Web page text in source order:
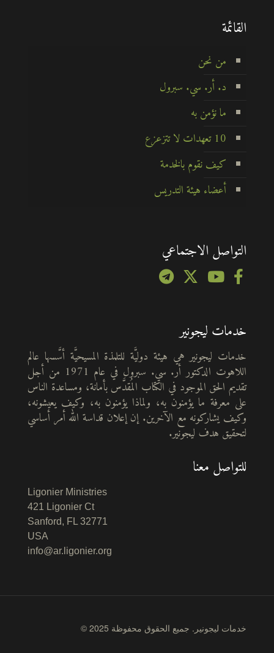
القائمة
من نحن
د. أر. سي. سبرول
ما نؤمن به
10 تعهدات لا تتزعزع
كيف نقوم بالخدمة
أعضاء هيئة التدريس
التواصل الاجتماعي
خدمات ليجونير
خدمات ليجونير هي هيئة دوليَّة للتلمذة المسيحيَّة أسَّسها عالم
اللاهوت الدكتور أر. سي. سبرول في عام 1971 من أجل
تقديم الحق الموجود في الكتاب المُقدَّس بأمانة، ومساعدة الناس
على معرفة ما يؤمنون به، ولماذا يؤمنون به، وكيف يعيشونه،
وكيف يشاركونه مع الآخرين. إن إعلان قداسة الله أمر أساسي
لتحقيق هدف ليجونير.
للتواصل معنا
Ligonier Ministries
421 Ligonier Ct
Sanford, FL 32771
USA
info@ar.ligonier.org
© 2025 خدمات ليجونير. جميع الحقوق محفوظة